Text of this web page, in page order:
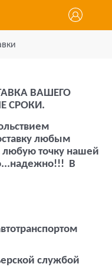
ВАШЕГО
СРОКИ.
любым
любую точку нашей
В
службой